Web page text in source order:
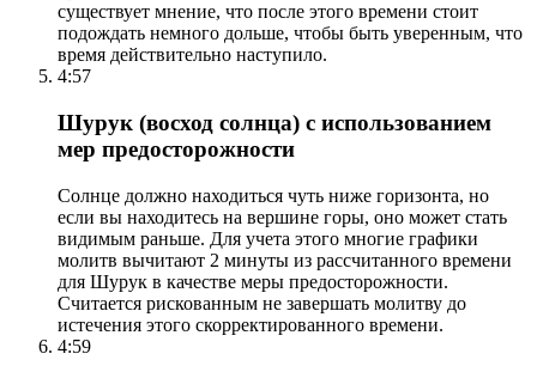
существует мнение, что после этого времени стоит
подождать немного дольше, чтобы быть уверенным, что
время действительно наступило.
4:57
Шурук (восход солнца) с использованием
мер предосторожности
Солнце должно находиться чуть ниже горизонта, но
если вы находитесь на вершине горы, оно может стать
видимым раньше. Для учета этого многие графики
молитв вычитают 2 минуты из рассчитанного времени
для Шурук в качестве меры предосторожности.
Считается рискованным не завершать молитву до
истечения этого скорректированного времени.
4:59